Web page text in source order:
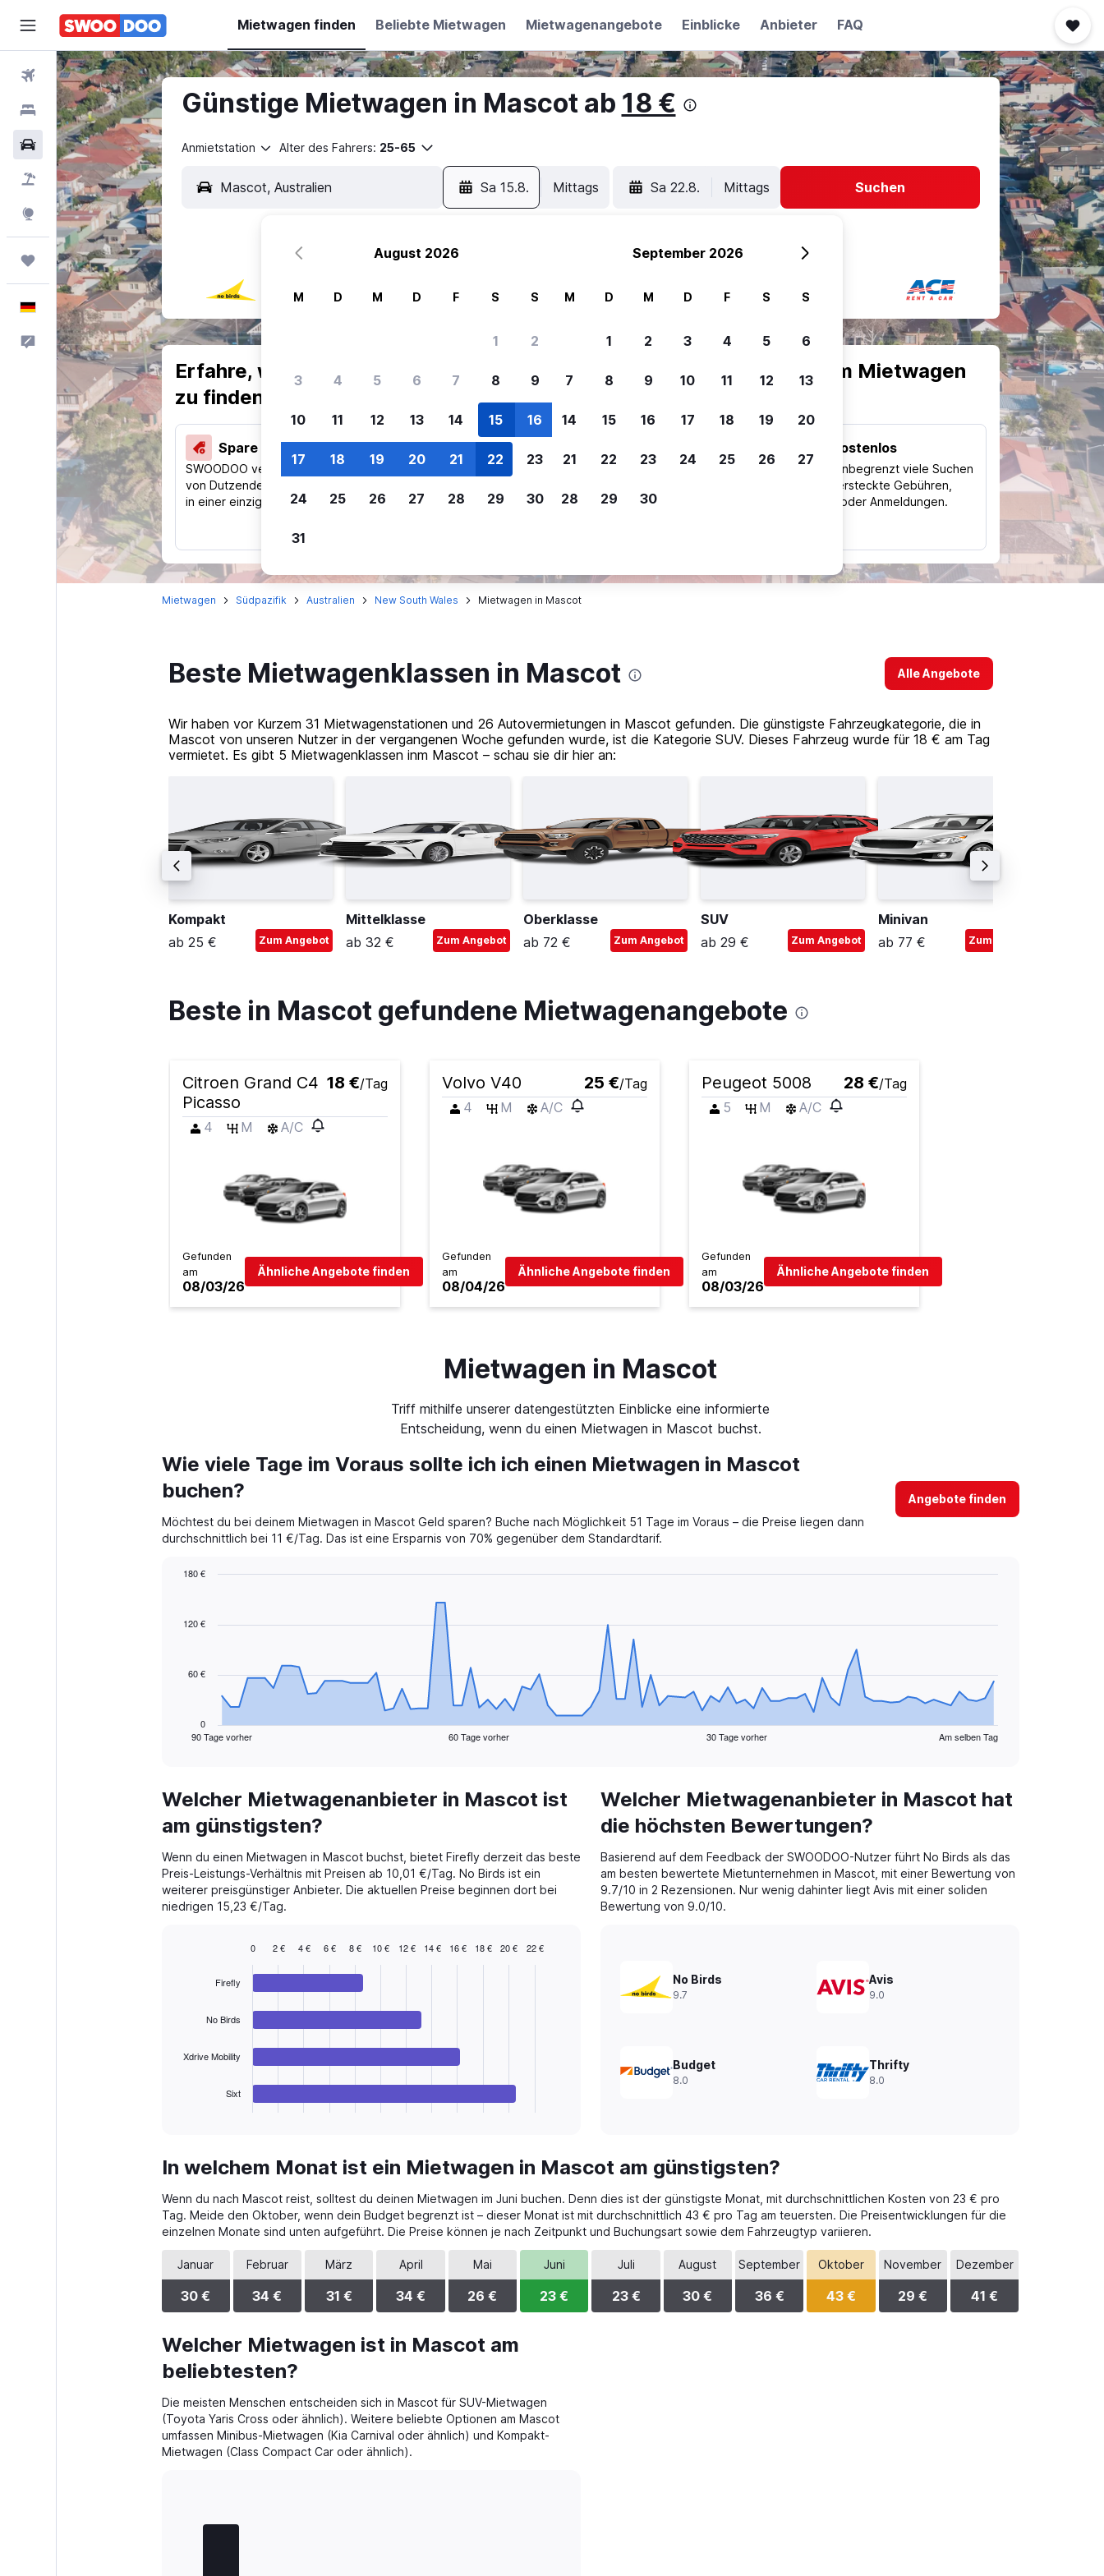
Mietwagen finden Beliebte Mietwagen Mietwagenangebote Einblicke Anbieter FAQ
Flüge
Hotels
Mietwagen
Pauschalreisen
Explore
Trips
Deutsch
Feedback
Günstige Mietwagen in Mascot ab 18 €
Anmietstation Alter des Fahrers: 25-65
Sa 15.8. Mittags Sa 22.8. Mittags Suchen
Erfahre, warum unsere Reisenden sich für SWOODOO entscheiden, um Mietwagen
zu finden.
Spare 40 % und mehr
SWOODOO vergleicht Preise
von Dutzenden Reise-Websites
in einer einzigen Suche.
Lass dich benachrichtigen,
um kein tolles Angebot zu
Anpassung von Trips
Mietwagenergebnisse nach
Kostenlos
Nutze unbegrenzt viele Suchen
ohne versteckte Gebühren,
Kosten oder Anmeldungen.
Mietwagen Südpazifik Australien New South Wales Mietwagen in Mascot
Beste Mietwagenklassen in Mascot Alle Angebote
Wir haben vor Kurzem 31 Mietwagenstationen und 26 Autovermietungen in Mascot gefunden. Die günstigste Fahrzeugkategorie, die in
Mascot von unseren Nutzer in der vergangenen Woche gefunden wurde, ist die Kategorie SUV. Dieses Fahrzeug wurde für 18 € am Tag
vermietet. Es gibt 5 Mietwagenklassen inm Mascot – schau sie dir hier an:
Kompakt
ab 25 €
Zum Angebot
Mittelklasse
ab 32 €
Zum Angebot
Oberklasse
ab 72 €
Zum Angebot
SUV
ab 29 €
Zum Angebot
Minivan
ab 77 €
Zum Angebot
Beste in Mascot gefundene Mietwagenangebote
Citroen Grand C4
Picasso
18 €/Tag
4 M A/C
Gefunden
am
08/03/26
Ähnliche Angebote finden
Volvo V40 25 €/Tag
4
M A/C
Gefunden
am
08/04/26
Ähnliche Angebote finden
Peugeot 5008 28 €/Tag
5
M A/C
Gefunden
am
08/03/26
Ähnliche Angebote finden
Mietwagen in Mascot
Triff mithilfe unserer datengestützten Einblicke eine informierte
Entscheidung, wenn du einen Mietwagen in Mascot buchst.
Wie viele Tage im Voraus sollte ich ich einen Mietwagen in Mascot
buchen?
Möchtest du bei deinem Mietwagen in Mascot Geld sparen? Buche nach Möglichkeit 51 Tage im Voraus – die Preise liegen dann
durchschnittlich bei 11 €/Tag. Das ist eine Ersparnis von 70% gegenüber dem Standardtarif.
Angebote finden
data
The
Range:
categories.
chart
has
1
Y
90 Tage vorher 60 Tage vorher 30 Tage vorher Am selben Tag
0
60 €
120 €
180 €
End
Welcher Mietwagenanbieter in Mascot ist
am günstigsten?
Wenn du einen Mietwagen in Mascot buchst, bietet Firefly derzeit das beste
Preis-Leistungs-Verhältnis mit Preisen ab 10,01 €/Tag. No Birds ist ein
weiterer preisgünstiger Anbieter. Die aktuellen Preise beginnen dort bei
niedrigen 15,23 €/Tag.
chart
Range:
categories.
The
chart
has
1
Y
axis
displaying
Range:
0
to
Firefly
No Birds
Xdrive Mobility
Sixt
0 2 € 4 € 6 € 8 € 10 € 12 € 14 € 16 € 18 € 20 € 22 €
Welcher Mietwagenanbieter in Mascot hat
die höchsten Bewertungen?
Basierend auf dem Feedback der SWOODOO-Nutzer führt No Birds als das
am besten bewertete Mietunternehmen in Mascot, mit einer Bewertung von
9.7/10 in 2 Rezensionen. Nur wenig dahinter liegt Avis mit einer soliden
Bewertung von 9.0/10.
No Birds
9.7
Avis
9.0
Budget
8.0
Thrifty
8.0
In welchem Monat ist ein Mietwagen in Mascot am günstigsten?
Wenn du nach Mascot reist, solltest du deinen Mietwagen im Juni buchen. Denn dies ist der günstigste Monat, mit durchschnittlichen Kosten von 23 € pro
Tag. Meide den Oktober, wenn dein Budget begrenzt ist – dieser Monat ist mit durchschnittlich 43 € pro Tag am teuersten. Die Preisentwicklungen für die
einzelnen Monate sind unten aufgeführt. Die Preise können je nach Zeitpunkt und Buchungsart sowie dem Fahrzeugtyp variieren.
Januar
30 €
Februar
34 €
März
31 €
April
34 €
Mai
26 €
Juni
23 €
Juli
23 €
August
30 €
September
36 €
Oktober
43 €
November
29 €
Dezember
41 €
Welcher Mietwagen ist in Mascot am
beliebtesten?
Die meisten Menschen entscheiden sich in Mascot für SUV-Mietwagen
(Toyota Yaris Cross oder ähnlich). Weitere beliebte Optionen am Mascot
umfassen Minibus-Mietwagen (Kia Carnival oder ähnlich) und Kompakt-
Mietwagen (Class Compact Car oder ähnlich).
August 2026
M D M D F S S
1 2
3 4 5 6 7 8 9
10 11 12 13 14 15 16
17 18 19 20 21 22 23
24 25 26 27 28 29 30
31
September 2026
M D M D F S S
1 2 3 4 5 6
7 8 9 10 11 12 13
14 15 16 17 18 19 20
21 22 23 24 25 26 27
28 29 30